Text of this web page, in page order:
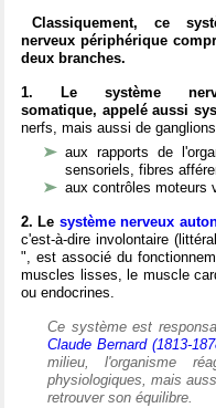
Classiquement, ce
nerveux périphérique
deux branches.
1. Le système
somatique, appelé aussi
nerfs, mais aussi de
aux rapports de
sensoriels, fibres
aux contrôles moteurs
2. Le système nerveux
c'est-à-dire involontaire
", est associé du
muscles lisses, le muscle
ou endocrines.
Ce système est
Claude Bernard (1813-
milieu, l'organisme
physiologiques, mais
retrouver son équilibre.